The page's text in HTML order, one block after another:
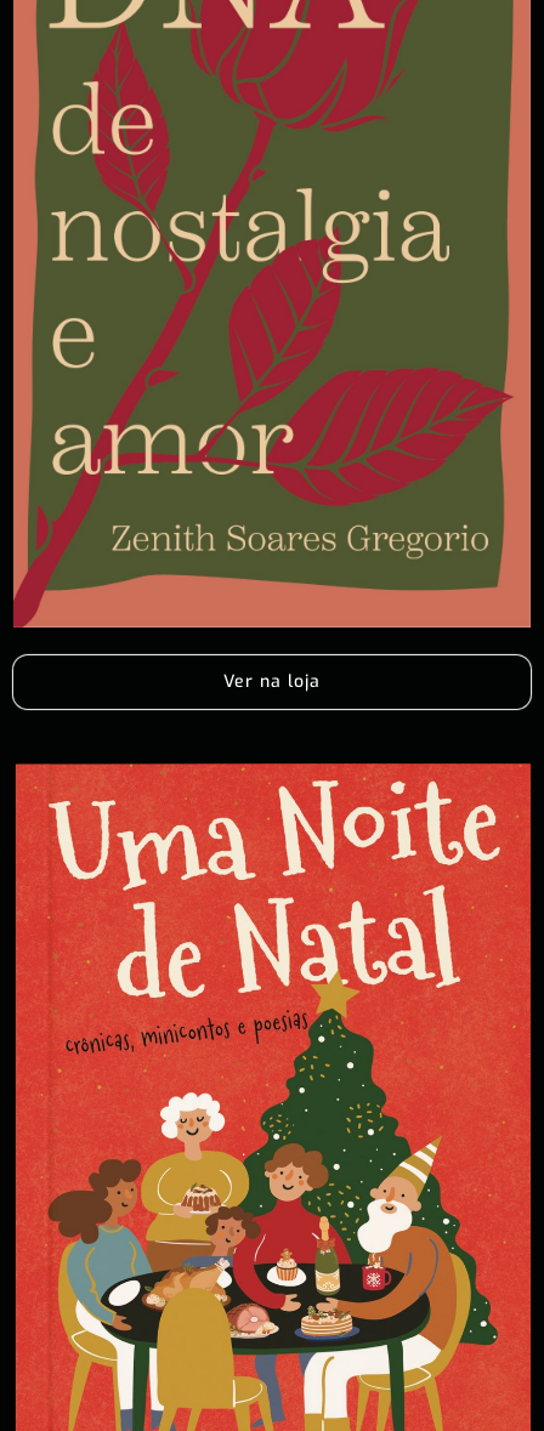
Ver na loja